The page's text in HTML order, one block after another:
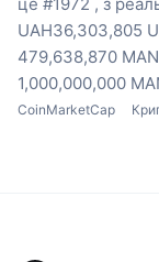
UAH36,303,805
479,638,870
1,000,000,000
CoinMarketCap